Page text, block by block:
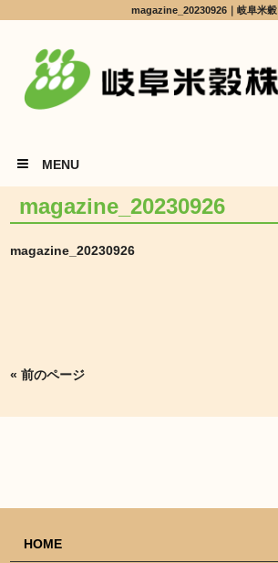
magazine_20230926｜岐阜米穀
MENU
magazine_20230926
magazine_20230926
« 前のページ
HOME